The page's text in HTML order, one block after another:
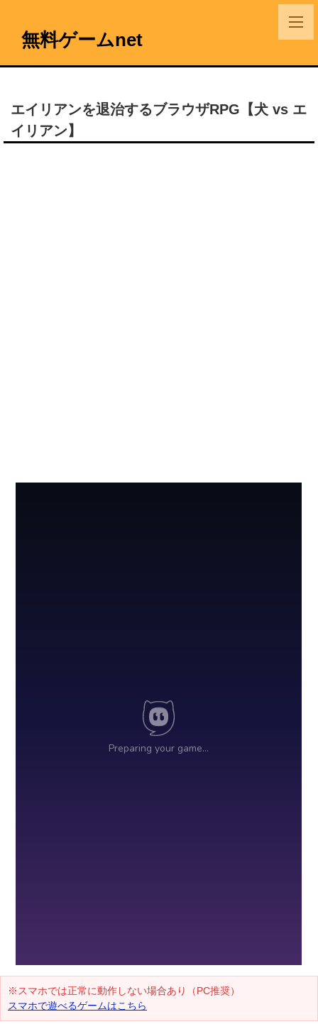
無料ゲームnet
エイリアンを退治するブラウザRPG【犬 vs エ
イリアン】
※スマホでは正常に動作しない場合あり（PC推奨）
スマホで遊べるゲームはこちら